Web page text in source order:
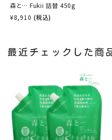
森と… Fukii 詰替 450g
¥8,910 (税込)
最近チェックした商